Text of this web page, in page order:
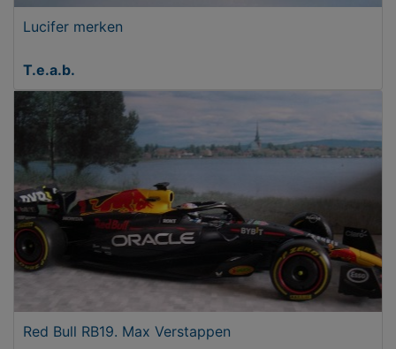
Lucifer merken
T.e.a.b.
Red Bull RB19. Max Verstappen